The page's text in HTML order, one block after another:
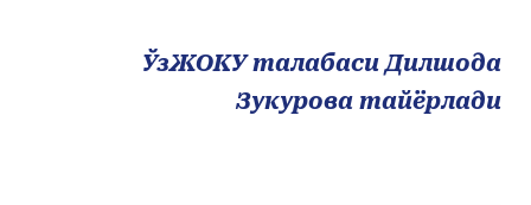
ЎзЖОКУ талабаси Дилшода
Зукурова тайёрлади